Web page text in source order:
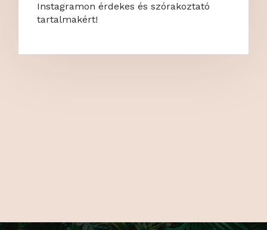
Instagramon érdekes és szórakoztató
tartalmakért!